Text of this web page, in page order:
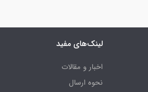
لینک‌های مفید
اخبار و مقالات
نحوه ارسال